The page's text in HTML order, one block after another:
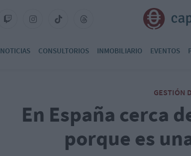
NOTICIAS CONSULTORIOS INMOBILIARIO EVENTOS
GESTIÓN
En España cerca
porque es